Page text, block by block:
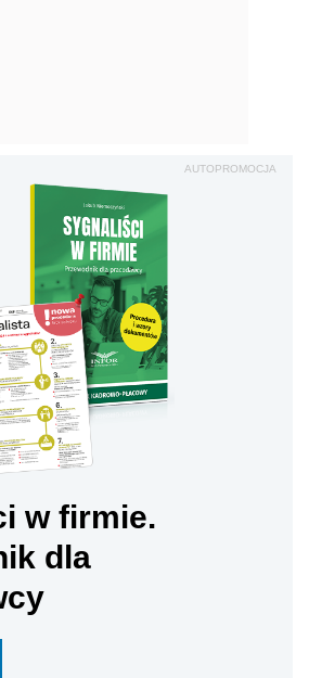
AUTOPROMOCJA
w firmie.
dla